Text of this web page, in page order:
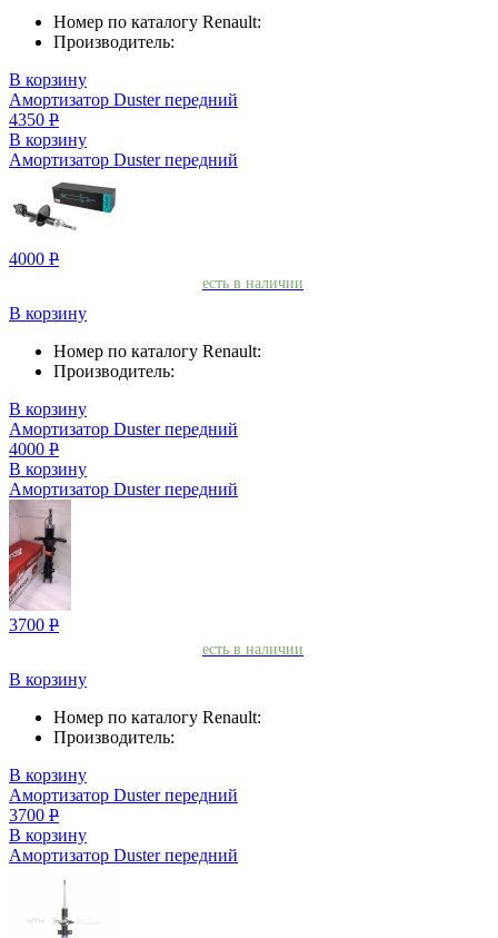
Номер по каталогу Renault:
Производитель:
В корзину
Амортизатор Duster передний
4350 Р
В корзину
Амортизатор Duster передний
4000 Р
есть в наличии
В корзину
Номер по каталогу Renault:
Производитель:
В корзину
Амортизатор Duster передний
4000 Р
В корзину
Амортизатор Duster передний
3700 Р
есть в наличии
В корзину
Номер по каталогу Renault:
Производитель:
В корзину
Амортизатор Duster передний
3700 Р
В корзину
Амортизатор Duster передний